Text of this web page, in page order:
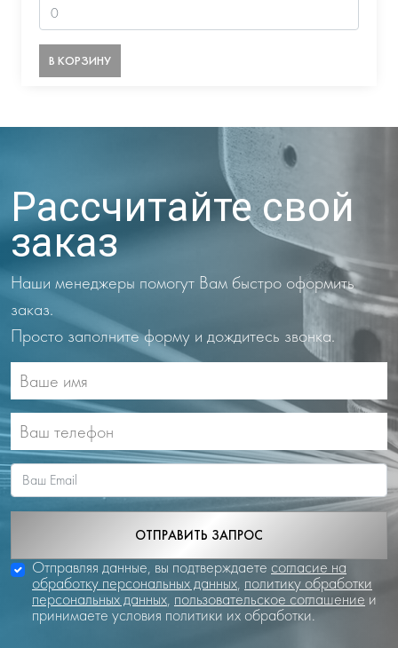
В КОРЗИНУ
Рассчитайте свой
заказ
Наши менеджеры помогут Вам быстро оформить
заказ.
Просто заполните форму и дождитесь звонка.
ОТПРАВИТЬ ЗАПРОС
Отправляя данные, вы подтверждаете согласие на
обработку персональных данных, политику обработки
персональных данных, пользовательское соглашение и
принимаете условия политики их обработки.